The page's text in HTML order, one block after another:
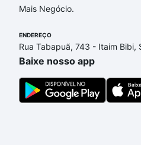
Mais Negócio.
ENDEREÇO
Rua Tabapuã, 743 - Itaim
Baixe nosso app